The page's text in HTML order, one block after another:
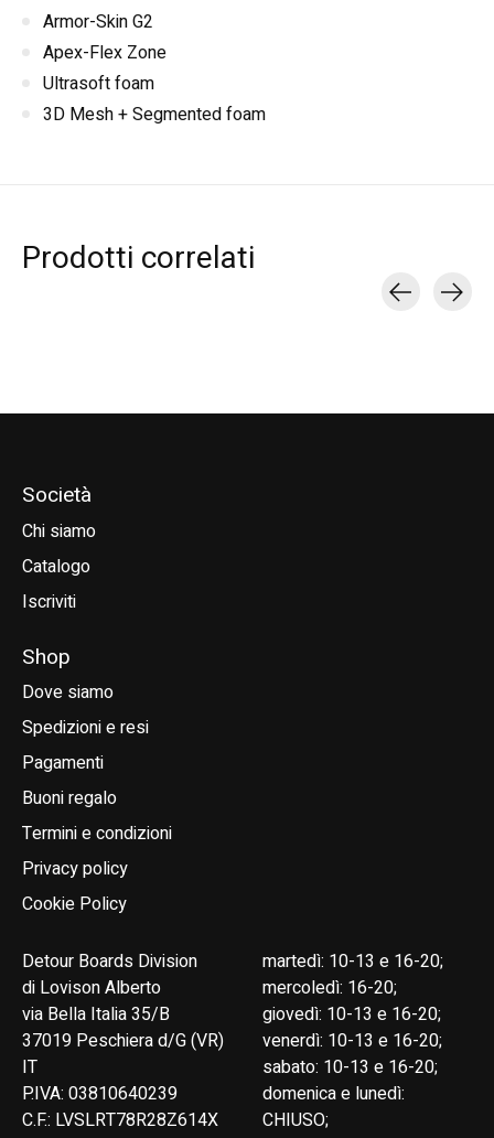
Armor-Skin G2
Apex-Flex Zone
Ultrasoft foam
3D Mesh + Segmented foam
Prodotti correlati
Società
Chi siamo
Catalogo
Iscriviti
Shop
Dove siamo
Spedizioni e resi
Pagamenti
Buoni regalo
Termini e condizioni
Privacy policy
Cookie Policy
Detour Boards Division
di Lovison Alberto
via Bella Italia 35/B
37019 Peschiera d/G (VR)
IT
P.IVA: 03810640239
C.F.: LVSLRT78R28Z614X
martedì: 10-13 e 16-20;
mercoledì: 16-20;
giovedì: 10-13 e 16-20;
venerdì: 10-13 e 16-20;
sabato: 10-13 e 16-20;
domenica e lunedì:
CHIUSO;